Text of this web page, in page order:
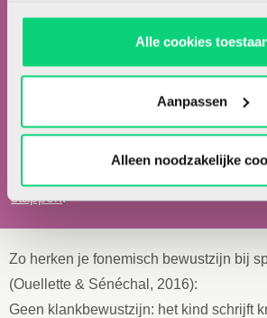
Alle cookies
Aanpassen
Alleen noodzakelijke
altijd precies worden geschreven zoals
beseffen dat correcte spelling belangrijk
betekenis goed over te brengen.
handig overzicht
stappen.
Zo herken je fonemisch bewustzijn bij
(Ouellette & Sénéchal, 2016):
Geen klankbewustzijn: het kind schrijft